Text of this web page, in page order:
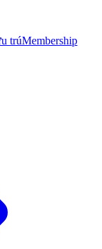
trúMembership